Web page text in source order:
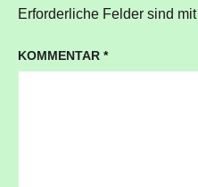
Erforderliche Felder sind mit
KOMMENTAR *